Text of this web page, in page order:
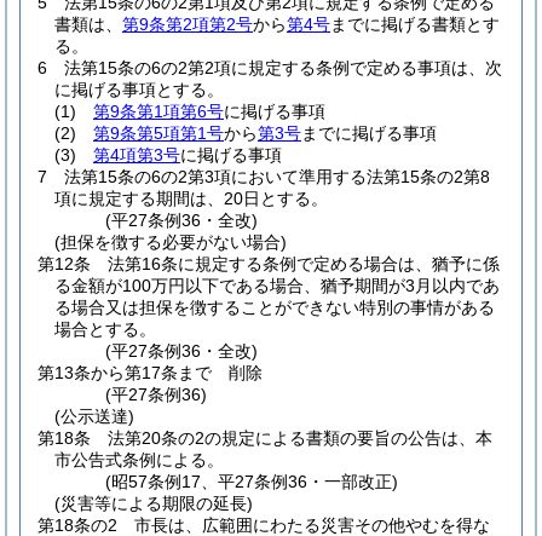
書類は、 第9条第2項第2号から第4号までに掲げる書類とす
る。
6
法第15条の6の2第2項に規定する条例で定める事項は、次
に掲げる事項とする。
(1)
第9条第1項第6号に掲げる事項
(2)
第9条第5項第1号から第3号までに掲げる事項
(3)
第4項第3号に掲げる事項
7
法第15条の6の2第3項において準用する法第15条の2第8
項に規定する期間は、20日とする。
(平27条例36・全改)
(担保を徴する必要がない場合)
第12条
法第16条に規定する条例で定める場合は、猶予に係
る金額が100万円以下である場合、猶予期間が3月以内であ
る場合又は担保を徴することができない特別の事情がある
場合とする。
(平27条例36・全改)
第13条から第17条まで
削除
(平27条例36)
(公示送達)
第18条
法第20条の2の規定による書類の要旨の公告は、本
市公告式条例による。
(昭57条例17、平27条例36・一部改正)
(災害等による期限の延長)
第18条の2
市長は、広範囲にわたる災害その他やむを得な